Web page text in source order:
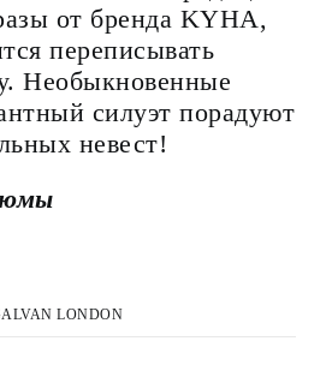
от бренда KYHA,
переписывать
Необыкновенные
силуэт порадуют
невест!
LONDON